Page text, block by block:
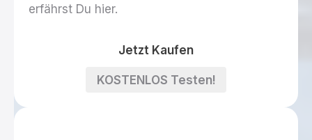
erfährst Du hier.
Kaufen
Jetzt Kaufen
KOSTENLOS
KOSTENLOS Testen!